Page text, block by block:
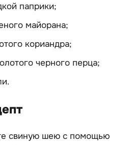
паприки;
майорана;
кориандра;
черного перца;
свиную шею с помощью